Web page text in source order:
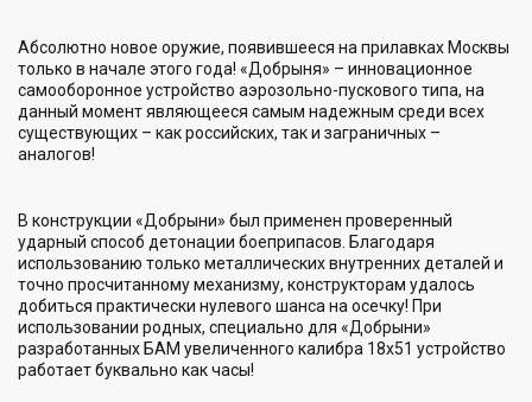
Абсолютно новое оружие, появившееся на прилавках Москвы
только в начале этого года! «Добрыня» – инновационное
самооборонное устройство аэрозольно-пускового типа, на
данный момент являющееся самым надежным среди всех
существующих – как российских, так и заграничных –
аналогов!
В конструкции «Добрыни» был применен проверенный
ударный способ детонации боеприпасов. Благодаря
использованию только металлических внутренних деталей и
точно просчитанному механизму, конструкторам удалось
добиться практически нулевого шанса на осечку! При
использовании родных, специально для «Добрыни»
разработанных БАМ увеличенного калибра 18х51 устройство
работает буквально как часы!